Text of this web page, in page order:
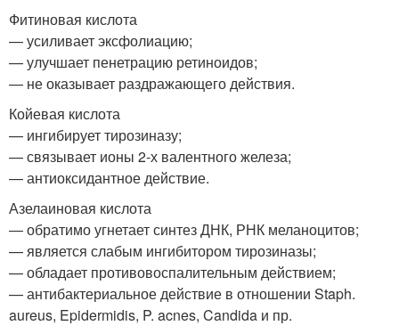
Фитиновая кислота
— усиливает эксфолиацию;
— улучшает пенетрацию ретиноидов;
— не оказывает раздражающего действия.
Койевая кислота
— ингибирует тирозиназу;
— связывает ионы 2-х валентного железа;
— антиоксидантное действие.
Азелаиновая кислота
— обратимо угнетает синтез ДНК, РНК меланоцитов;
— является слабым ингибитором тирозиназы;
— обладает противовоспалительным действием;
— антибактериальное действие в отношении Staph.
aureus, Epidermidis, P. acnes, Candida и пр.